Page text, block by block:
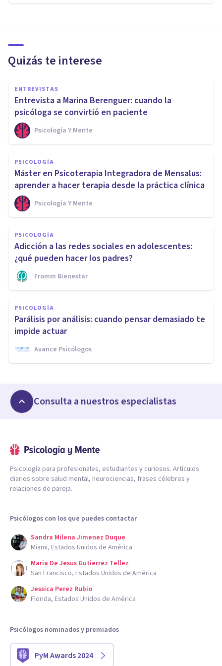
Quizás te interese
ENTREVISTAS
Entrevista a Marina Berenguer: cuando la
psicóloga se convirtió en paciente
Psicología Y Mente
PSICOLOGÍA
Máster en Psicoterapia Integradora de Mensalus:
aprender a hacer terapia desde la práctica clínica
Psicología Y Mente
PSICOLOGÍA
Adicción a las redes sociales en adolescentes:
¿qué pueden hacer los padres?
Fromm Bienestar
PSICOLOGÍA
Parálisis por análisis: cuando pensar demasiado te
impide actuar
Avance Psicólogos
Consulta a nuestros especialistas
Psicología para profesionales, estudiantes y curiosos. Artículos
diarios sobre salud mental, neurociencias, frases célebres y
relaciones de pareja.
Psicólogos con los que puedes contactar
Sandra Milena Jimenez Duque
Miami, Estados Unidos de América
Maria De Jesus Gutierrez Tellez
San Francisco, Estados Unidos de América
Jessica Perez Rubio
Florida, Estados Unidos de América
Psicólogos nominados y premiados
PyM Awards 2024